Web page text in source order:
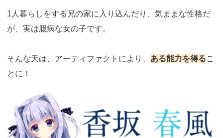
1人暮らしをする兄の家に入り込んだり、気ままな性格だ
が、実は臆病な女の子です。
そんな天は、アーティファクトにより、 ある能力を得るこ
とに！